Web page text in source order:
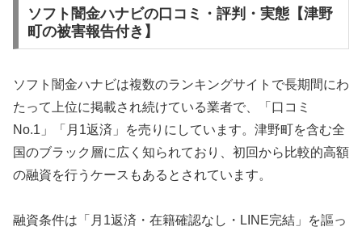
ソフト闇金ハナビの口コミ・評判・実態【津野
町の被害報告付き】
ソフト闇金ハナビは複数のランキングサイトで長期間にわ
たって上位に掲載され続けている業者で、「口コミ
No.1」「月1返済」を売りにしています。津野町を含む全
国のブラック層に広く知られており、初回から比較的高額
の融資を行うケースもあるとされています。
融資条件は「月1返済・在籍確認なし・LINE完結」を謳っ